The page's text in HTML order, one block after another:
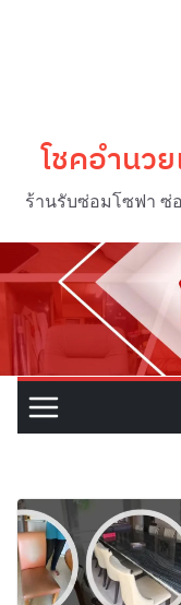
โชคอำนว
ร้านรับซ่อมโซฟา ซ่อ